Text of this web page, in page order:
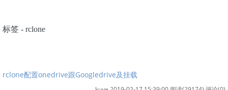
标签 - rclone
rclone配置onedrive跟Googledrive及挂载